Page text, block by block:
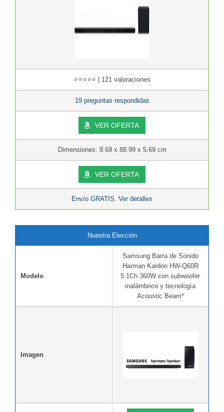
⭐⭐⭐⭐⭐ | 121 valoraciones
19 preguntas respondidas
VER OFERTA
Dimensiones: 8.69 x 88.99 x 5.69 cm
VER OFERTA
Envío GRATIS. Ver detalles
Nuestra Elección
Modelo
Samsung Barra de Sonido
Harman Kardon HW-Q60R
5.1Ch 360W con subwoofer
inalámbrico y tecnología
Acoustic Beam*
Imagen